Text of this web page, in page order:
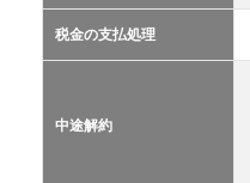
カー
リー
カー
税金の支払処理
中途解約